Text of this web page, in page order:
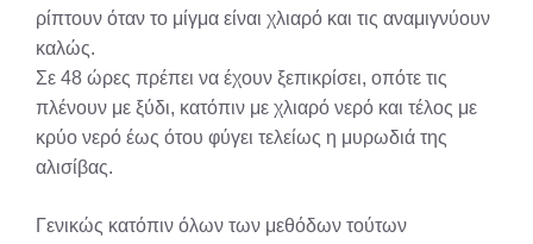
ρίπτουν όταν το μίγμα είναι χλιαρό και τις αναμιγνύουν
καλώς.
Σε 48 ώρες πρέπει να έχουν ξεπικρίσει, οπότε τις
πλένουν με ξύδι, κατόπιν με χλιαρό νερό και τέλος με
κρύο νερό έως ότου φύγει τελείως η μυρωδιά της
αλισίβας.
Γενικώς κατόπιν όλων των μεθόδων τούτων